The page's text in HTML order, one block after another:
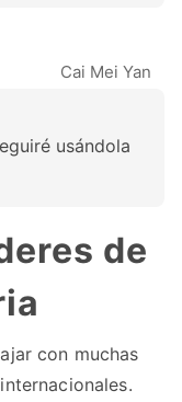
Cai Mei Yan
usándola
de
con muchas